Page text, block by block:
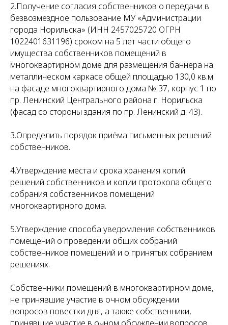
2.Получение согласия собственников о передачи в
безвозмездное пользование МУ «Администрации
города Норильска» (ИНН 2457025720 ОГРН
1022401631196) сроком на 5 лет части общего
имущества собственников помещений в
многоквартирном доме для размещения баннера на
металлическом каркасе общей площадью 130,0 кв.м.
на фасаде многоквартирного дома № 37, корпус 1 по
пр. Ленинский Центрального района г. Норильска
(фасад со стороны здания по пр. Ленинский д. 43).
3.Определить порядок приёма письменных решений
собственников.
4.Утверждение места и срока хранения копий
решений собственников и копии протокола общего
собрания собственников помещений
многоквартирного дома.
5.Утверждение способа уведомления собственников
помещений о проведении общих собраний
собственников помещений и о принятых собранием
решениях.
Собственники помещений в многоквартирном доме,
не принявшие участие в очном обсуждении
вопросов повестки дня, а также собственники,